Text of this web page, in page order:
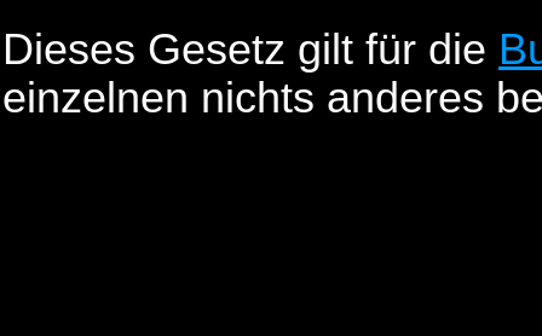
Dieses Gesetz gilt für die
einzelnen nichts anderes